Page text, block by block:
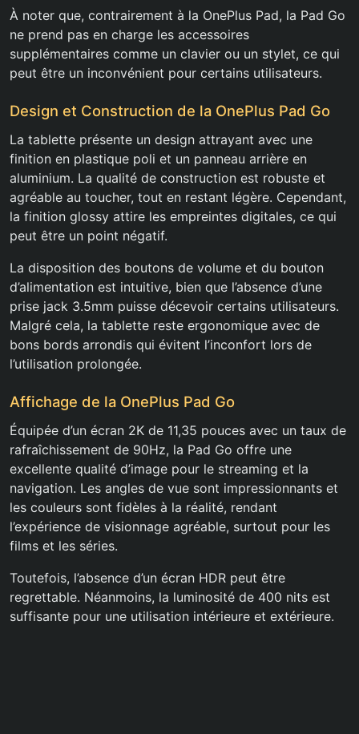
À noter que, contrairement à la OnePlus Pad, la Pad Go
ne prend pas en charge les accessoires
supplémentaires comme un clavier ou un stylet, ce qui
peut être un inconvénient pour certains utilisateurs.
Design et Construction de la OnePlus Pad Go
La tablette présente un design attrayant avec une
finition en plastique poli et un panneau arrière en
aluminium. La qualité de construction est robuste et
agréable au toucher, tout en restant légère. Cependant,
la finition glossy attire les empreintes digitales, ce qui
peut être un point négatif.
La disposition des boutons de volume et du bouton
d’alimentation est intuitive, bien que l’absence d’une
prise jack 3.5mm puisse décevoir certains utilisateurs.
Malgré cela, la tablette reste ergonomique avec de
bons bords arrondis qui évitent l’inconfort lors de
l’utilisation prolongée.
Affichage de la OnePlus Pad Go
Équipée d’un écran 2K de 11,35 pouces avec un taux de
rafraîchissement de 90Hz, la Pad Go offre une
excellente qualité d’image pour le streaming et la
navigation. Les angles de vue sont impressionnants et
les couleurs sont fidèles à la réalité, rendant
l’expérience de visionnage agréable, surtout pour les
films et les séries.
Toutefois, l’absence d’un écran HDR peut être
regrettable. Néanmoins, la luminosité de 400 nits est
suffisante pour une utilisation intérieure et extérieure.